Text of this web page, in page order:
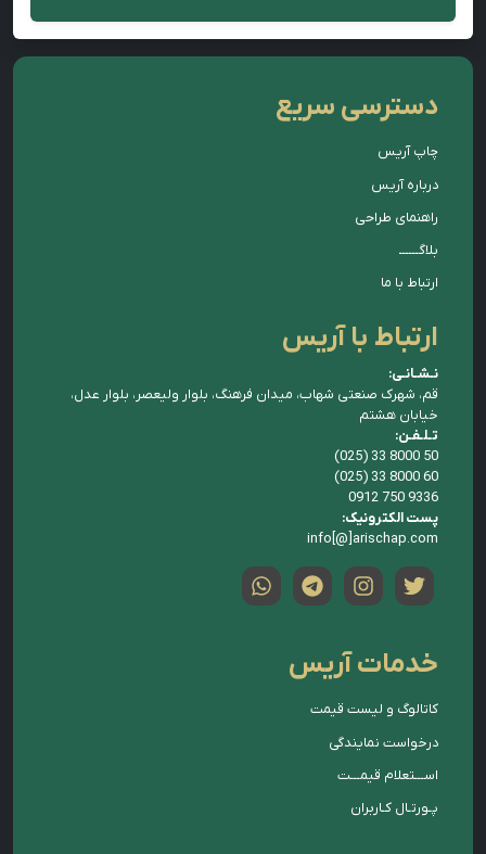
دسترسی سریع
چاپ آریس
درباره آریس
راهنمای طراحی
بلاگــــــ
ارتباط با ما
ارتباط با آریس
نـشـانـی:
قم، شهرک صنعتی شهاب، میدان فرهنگ، بلوار ولیعصر، بلوار عدل،
خیابان هشتم
تـلـفـن:
(025) 33 8000 50
(025) 33 8000 60
0912 750 9336
پست الکترونیک:
info[@]arischap.com
خدمات آریس
کاتالوگ و لیست قیمت
درخواست نمایندگی
اســـتعلام قیمـــت
پـورتـال کـاربران